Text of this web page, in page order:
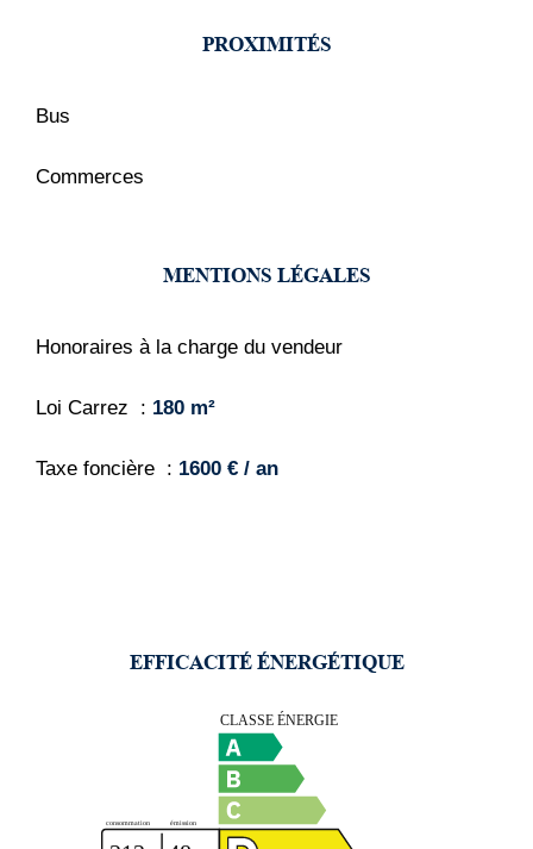
PROXIMITÉS
Bus
Commerces
MENTIONS LÉGALES
Honoraires à la charge du vendeur
Loi Carrez 180 m²
Taxe foncière 1600 € / an
EFFICACITÉ ÉNERGÉTIQUE